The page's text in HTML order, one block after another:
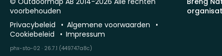
voorbehouden
Privacybeleid
Algemene voorwaarden
Cookiebeleid
Impressum
phx-sto-02 · 26.7.1 (449747a8c)